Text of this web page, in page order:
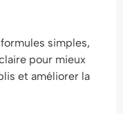
simples,
pour mieux
et améliorer la